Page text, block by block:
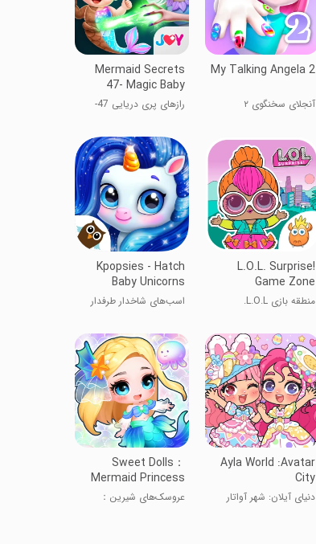
My Talking Angela 2
آنجلای سخنگوی ۲
Mermaid Secrets
47- Magic Baby
Princess Game رازهای پری دریایی 47-
L.O.L. Surprise!
Game Zone
منطقه بازی L.O.L.
Kpopsies - Hatch
Baby Unicorns
اسب‌های شاخدار طرفدار
Ayla World :Avatar
City
دنیای آیلان: شهر آواتار
Sweet Dolls：
Mermaid Princess
عروسک‌های شیرین：